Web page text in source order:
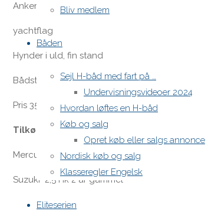
Bliv medlem
Båden
Sejl H-båd med fart på …
Undervisningsvideoer 2024
Hvordan løftes en H-båd
Køb og salg
Opret køb eller salgs annonce
Nordisk køb og salg
Klasseregler Engelsk
Eliteserien
Anker
yachtflag
Hynder i uld, fin stand
Bådstativ
Pris 35.000 kr
Tilkøb
Mercury motor 4 Hk 4 år gammel
Suzuki 2,5 Hk 2 år gammel